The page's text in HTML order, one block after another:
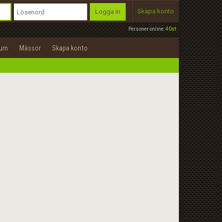
Personer online:40st
Logga in Skapa konto
Mässor Skapa konto